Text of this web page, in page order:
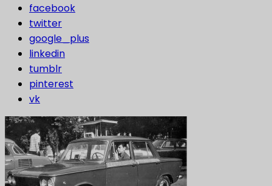
facebook
twitter
google_plus
linkedin
tumblr
pinterest
vk